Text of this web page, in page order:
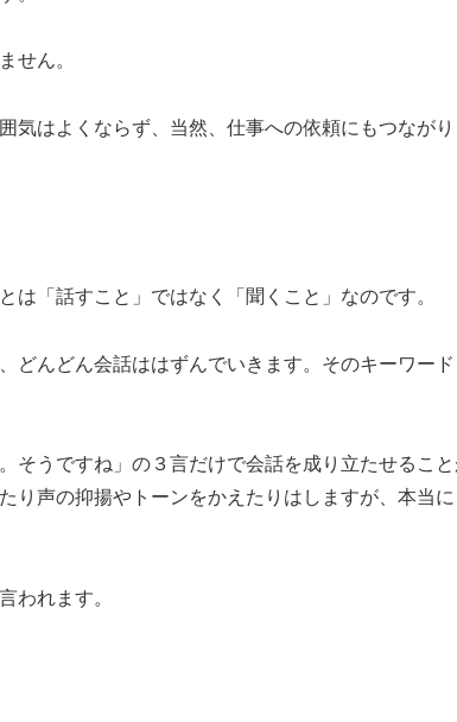
せん。
気はよくならず、当然、仕事への依頼にもつなが
は「話すこと」ではなく「聞くこと」なのです。
どんどん会話ははずんでいきます。そのキーワー
そうですね」の３言だけで会話を成り立たせるこ
り声の抑揚やトーンをかえたりはしますが、本当
われます。